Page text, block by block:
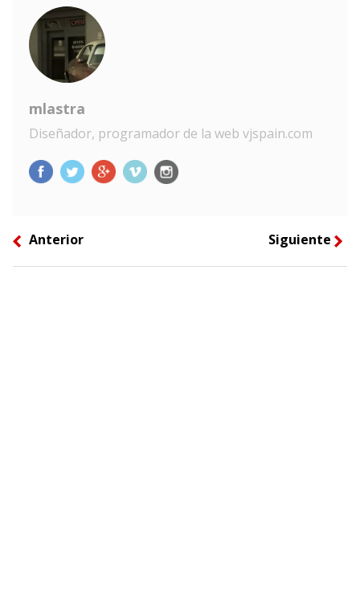
mlastra
Diseñador, programador de la web vjspain.com
left Anterior Siguiente right